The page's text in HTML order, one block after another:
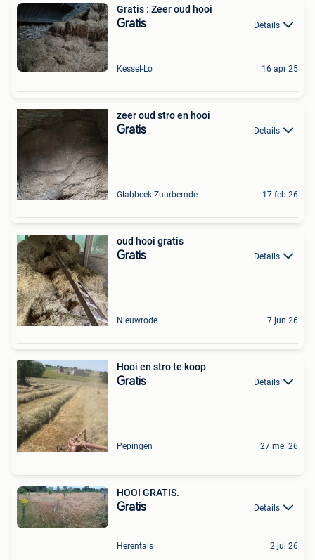
Gratis : Zeer oud hooi
Gratis Details
Kessel-Lo 16 apr 25
zeer oud stro en hooi
Gratis Details
Glabbeek-Zuurbemde 17 feb 26
oud hooi gratis
Gratis Details
Nieuwrode 7 jun 26
Hooi en stro te koop
Gratis Details
Pepingen 27 mei 26
HOOI GRATIS.
Gratis Details
Herentals 2 jul 26